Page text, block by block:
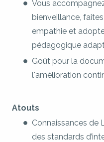
Vous
bienveillance,
empathie et
pédagogique
Goût pour la
l'amélioration
Atouts
Connaissances de
des standards